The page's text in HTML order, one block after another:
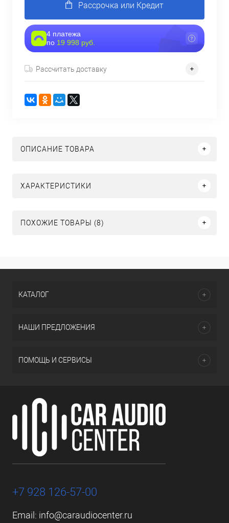
Рассрочка или Кредит
4 платежа
по 19 998 руб.
Рассчитать доставку
ОПИСАНИЕ ТОВАРА
ХАРАКТЕРИСТИКИ
ПОХОЖИЕ ТОВАРЫ (8)
КАТАЛОГ
НАШИ ПРЕДЛОЖЕНИЯ
ПОМОЩЬ И СЕРВИСЫ
+7 928 126-57-00
Email: info@caraudiocenter.ru